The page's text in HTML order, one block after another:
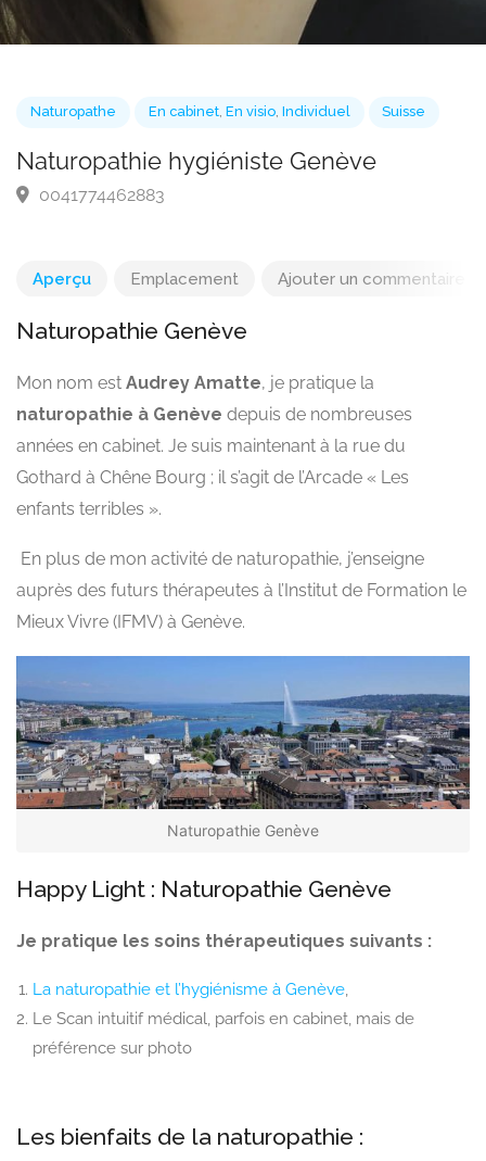
Naturopathe En cabinet, En visio,Individuel
Aperçu Emplacement Ajouter un commentaire
Naturopathie Genève
Mon nom est Audrey Amatte, je pratique la
naturopathie à Genève depuis de nombreuses
années en cabinet. Je suis maintenant à la rue du
Gothard à Chêne Bourg ; il s’agit de l’Arcade « Les
enfants terribles ».
En plus de mon activité de naturopathie, j’enseigne
auprès des futurs thérapeutes à l’Institut de Formation le
Mieux Vivre (IFMV) à Genève.
Naturopathie Genève
Happy Light : Naturopathie Genève
Je pratique les soins thérapeutiques suivants :
La naturopathie et l’hygiénisme à Genève,
Le Scan intuitif médical, parfois en cabinet, mais de
préférence sur photo
Les bienfaits de la naturopathie :